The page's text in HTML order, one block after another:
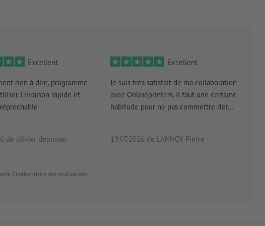
Excellent
rien à dire, programme
Livraison rapide et
de olivier depooter
Excellent
Je suis très satisfait de ma collaboration
avec Onlineprinters. Il faut une certaine
habitude pour ne pas commettre d'er...
19.07.2026 de LANNOY Pierre
l'authenticité des évaluations.